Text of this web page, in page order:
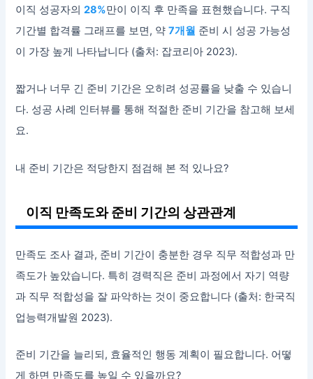
이직 성공자의28%만이 이직 후 만족을 표현했습니다. 구직
기간별 합격률 그래프를 보면, 약7개월 준비 시 성공 가능성
이 가장 높게 나타납니다 (출처: 잡코리아 2023).
짧거나 너무 긴 준비 기간은 오히려 성공률을 낮출 수 있습니
다. 성공 사례 인터뷰를 통해 적절한 준비 기간을 참고해 보세
요.
내 준비 기간은 적당한지 점검해 본 적 있나요?
이직 만족도와 준비 기간의 상관관계
만족도 조사 결과, 준비 기간이 충분한 경우 직무 적합성과 만
족도가 높았습니다. 특히 경력직은 준비 과정에서 자기 역량
과 직무 적합성을 잘 파악하는 것이 중요합니다 (출처: 한국직
업능력개발원 2023).
준비 기간을 늘리되, 효율적인 행동 계획이 필요합니다. 어떻
게 하면 만족도를 높일 수 있을까요?